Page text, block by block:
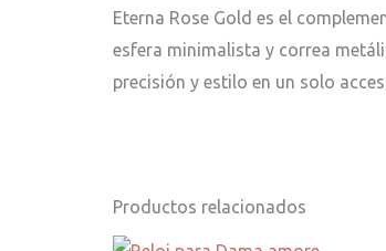
Eterna Rose Gold es el
esfera minimalista y correa
precisión y estilo en un solo
Productos relacionados